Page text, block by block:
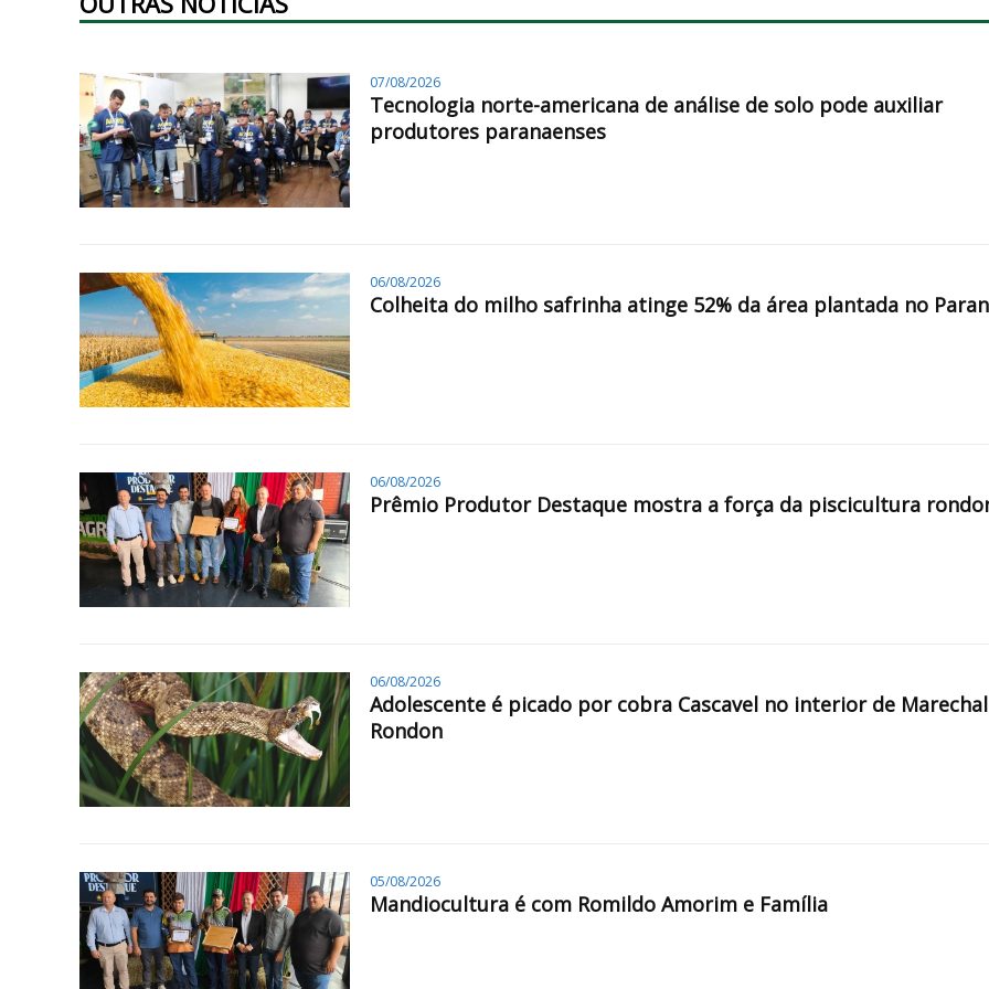
07/08/2026
Tecnologia norte-americana de análise de solo pode auxiliar
produtores paranaenses
06/08/2026
Colheita do milho safrinha atinge 52% da área plantada no
06/08/2026
Prêmio Produtor Destaque mostra a força da piscicultura
06/08/2026
Adolescente é picado por cobra Cascavel no interior de Marechal
Rondon
05/08/2026
Mandiocultura é com Romildo Amorim e Família